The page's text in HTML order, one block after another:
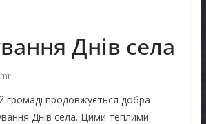
Днів села
громаді продовжується добра
Днів села. Цими теплими